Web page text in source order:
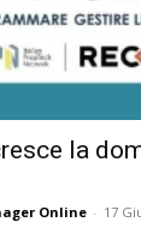
la
Online - 17